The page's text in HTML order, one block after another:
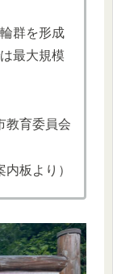
群を形成
最大規模
育委員会
内板より）